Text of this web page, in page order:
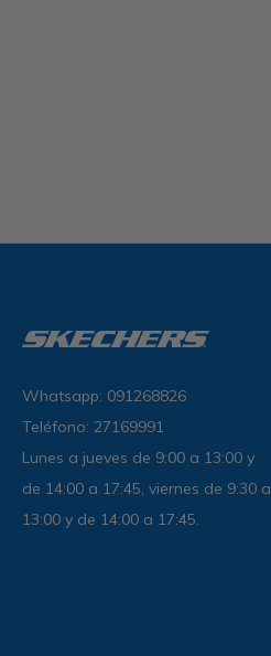
Whatsapp: 091268826
Teléfono: 27169991
Lunes a jueves de 9:00 a 13:00 y
de 14:00 a 17:45, viernes de 9:30 a
13:00 y de 14:00 a 17:45.